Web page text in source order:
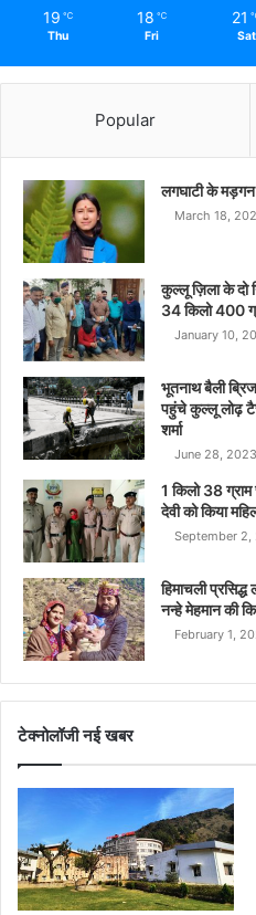
19 ℃
Thu
18 ℃
Fri
21
Sat
Popular
लगघाटी के मड़गन
March 18,
कुल्लू ज़िला के दो
34 किलो 400
January 10,
भूतनाथ बैली
पहुंचे कुल्लू लोढ़
शर्मा
June 28, 2023
1 किलो 38
देवी को किया
September 2,
हिमाचली
नन्हे मेहमान की
February 1,
टेक्नोलॉजी नई खबर